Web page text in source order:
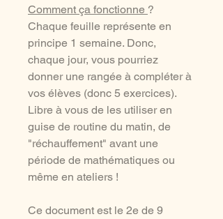
Comment ça fonctionne ?
Chaque feuille représente en
principe 1 semaine. Donc,
chaque jour, vous pourriez
donner une rangée à compléter à
vos élèves (donc 5 exercices).
Libre à vous de les utiliser en
guise de routine du matin, de
"réchauffement" avant une
période de mathématiques ou
même en ateliers !
Ce document est le 2e de 9